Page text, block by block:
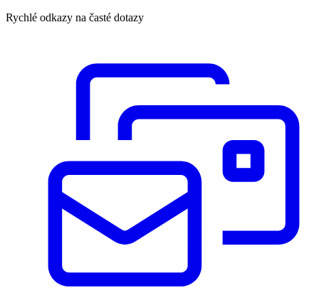
Rychlé odkazy na časté dotazy